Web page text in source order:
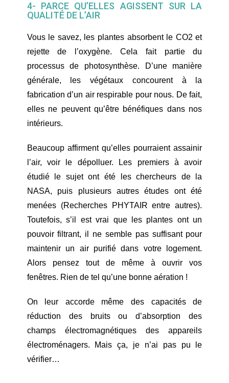
4- PARCE QU’ELLES AGISSENT SUR LA
QUALITÉ DE L’AIR
Vous le savez, les plantes absorbent le CO2 et
rejette de l’oxygène. Cela fait partie du
processus de photosynthèse. D’une manière
générale, les végétaux concourent à la
fabrication d’un air respirable pour nous. De fait,
elles ne peuvent qu’être bénéfiques dans nos
intérieurs.
Beaucoup affirment qu’elles pourraient assainir
l’air, voir le dépolluer. Les premiers à avoir
étudié le sujet ont été les chercheurs de la
NASA, puis plusieurs autres études ont été
menées (Recherches PHYTAIR entre autres).
Toutefois, s’il est vrai que les plantes ont un
pouvoir filtrant, il ne semble pas suffisant pour
maintenir un air purifié dans votre logement.
Alors pensez tout de même à ouvrir vos
fenêtres. Rien de tel qu’une bonne aération !
On leur accorde même des capacités de
réduction des bruits ou d’absorption des
champs électromagnétiques des appareils
électroménagers. Mais ça, je n’ai pas pu le
vérifier…